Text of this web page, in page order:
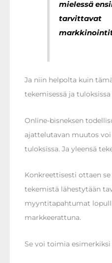
mielessä
tarvittavat
Ja niin helpolta kuin
tekemisessä ja
Online-bisneksen
ajattelutavan muutos
tuloksissa. Ja yleensä
Konkreettisesti ottaen
tekemistä lähestytään
myyntitapahtumat
markkeerattuna.
Se voi toimia esimerkiksi